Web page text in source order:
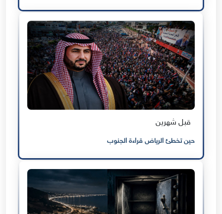
قبل شهرين
حين تخطئ الرياض قراءة الجنوب